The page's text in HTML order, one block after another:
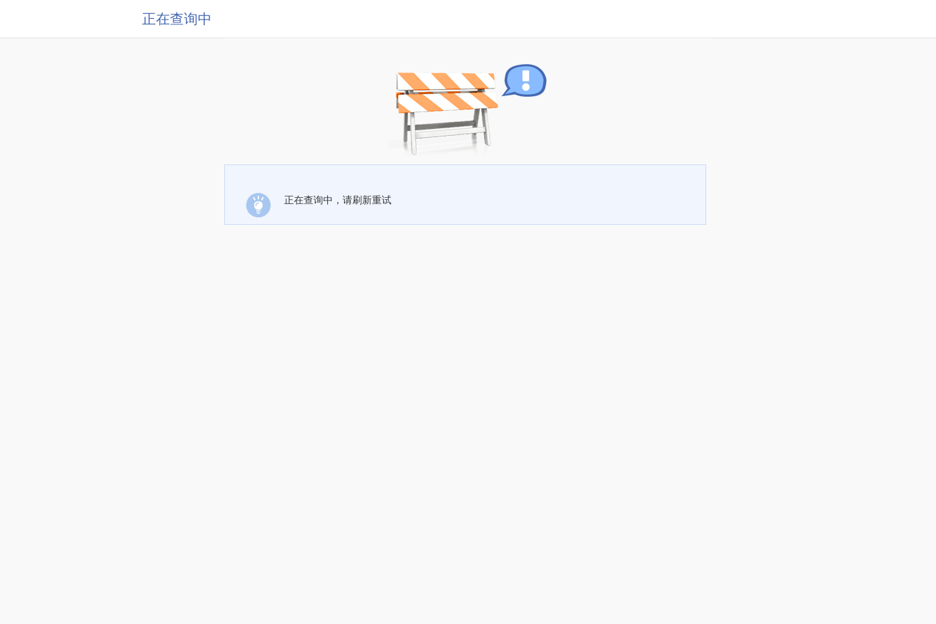
正在查询中
正在查询中，请刷新重试